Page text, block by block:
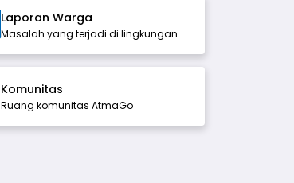
Laporan Warga
Masalah yang terjadi di lingkungan
Komunitas
Ruang komunitas AtmaGo